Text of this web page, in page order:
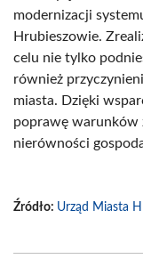
modernizacji
Hrubieszowie.
celu nie tylko
również
miasta. Dzięki
poprawę warunków
nierówności
Źródło: Urząd Miasta